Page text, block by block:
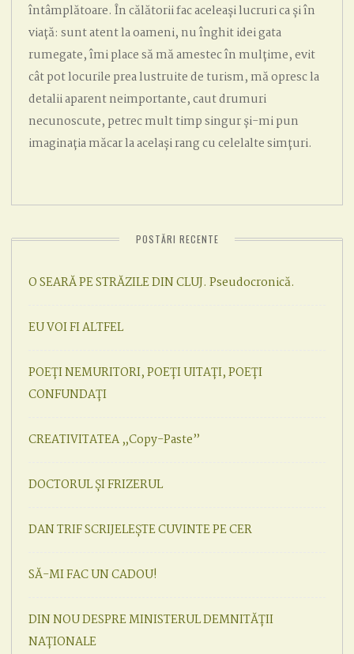
întâmplătoare. În călătorii fac aceleași lucruri ca și în
viață: sunt atent la oameni, nu înghit idei gata
rumegate, îmi place să mă amestec în mulțime, evit
cât pot locurile prea lustruite de turism, mă opresc la
detalii aparent neimportante, caut drumuri
necunoscute, petrec mult timp singur și-mi pun
imaginația măcar la același rang cu celelalte simțuri.
POSTĂRI RECENTE
O SEARĂ PE STRĂZILE DIN CLUJ. Pseudocronică.
EU VOI FI ALTFEL
POEȚI NEMURITORI, POEȚI UITAȚI, POEȚI
CONFUNDAȚI
CREATIVITATEA „Copy-Paste”
DOCTORUL ȘI FRIZERUL
DAN TRIF SCRIJELEȘTE CUVINTE PE CER
SĂ-MI FAC UN CADOU!
DIN NOU DESPRE MINISTERUL DEMNITĂȚII
NAȚIONALE